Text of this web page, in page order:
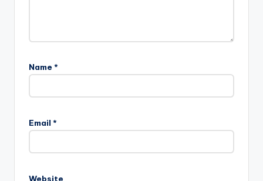
Name *
Email *
Website